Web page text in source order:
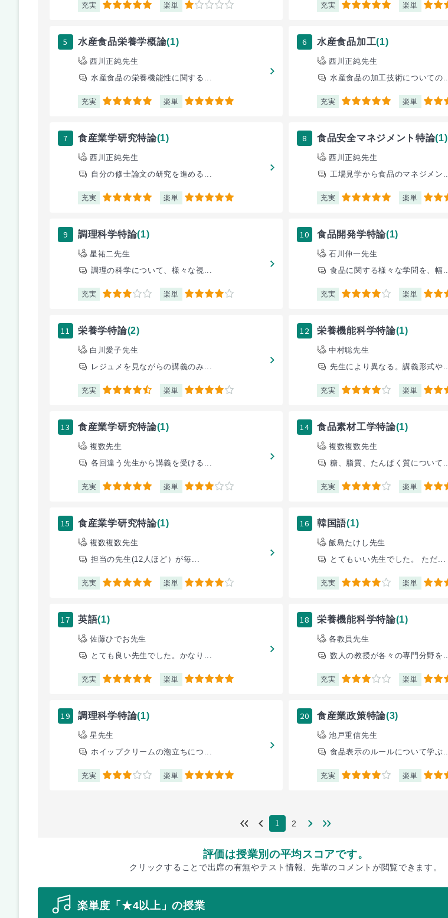
充実 5 楽単 1 充実 5 楽単 3
5 水産食品栄養学概論(1)
西川正純先生
水産食品の栄養機能性に関する...
充実 5 楽単 5
6 水産食品加工(1)
西川正純先生
水産食品の加工技術についての...
充実 5 楽単 5
7 食産業学研究特論(1)
西川正純先生
自分の修士論文の研究を進める...
充実 5 楽単 5
8 食品安全マネジメント特論(1)
西川正純先生
工場見学から食品のマネジメン...
充実 5 楽単 5
9 調理科学特論(1)
星祐二先生
調理の科学について、様々な視...
充実 3 楽単 4
10 食品開発学特論(1)
石川伸一先生
食品に関する様々な学問を、幅...
充実 4 楽単 3
11 栄養学特論(2)
白川愛子先生
レジュメを見ながらの講義のみ...
充実 4.5 楽単 4
12 栄養機能科学特論(1)
中村聡先生
先生により異なる。講義形式や...
充実 4 楽単 3
13 食産業学研究特論(1)
複数先生
各回違う先生から講義を受ける...
充実 5 楽単 3
14 食品素材工学特論(1)
複数複数先生
糖、脂質、たんぱく質について...
充実 4 楽単 4
15 食産業学研究特論(1)
複数複数先生
担当の先生(12人ほど）が毎...
充実 5 楽単 4
16 韓国語(1)
飯島たけし先生
とてもいい先生でした。 ただ...
充実 4 楽単 4
17 英語(1)
佐藤ひでお先生
とても良い先生でした。かなり...
充実 5 楽単 5
18 栄養機能科学特論(1)
各教員先生
数人の教授が各々の専門分野を...
充実 3 楽単 3
19 調理科学特論(1)
星先生
ホイップクリームの泡立ちにつ...
充実 3 楽単 5
20 食産業政策特論(3)
池戸重信先生
食品表示のルールについて学ぶ...
充実 4 楽単 3
1 2
評価は授業別の平均スコアです。
クリックすることで出席の有無やテスト情報、先輩のコメントが閲覧できます。
楽単度「★4以上」の授業